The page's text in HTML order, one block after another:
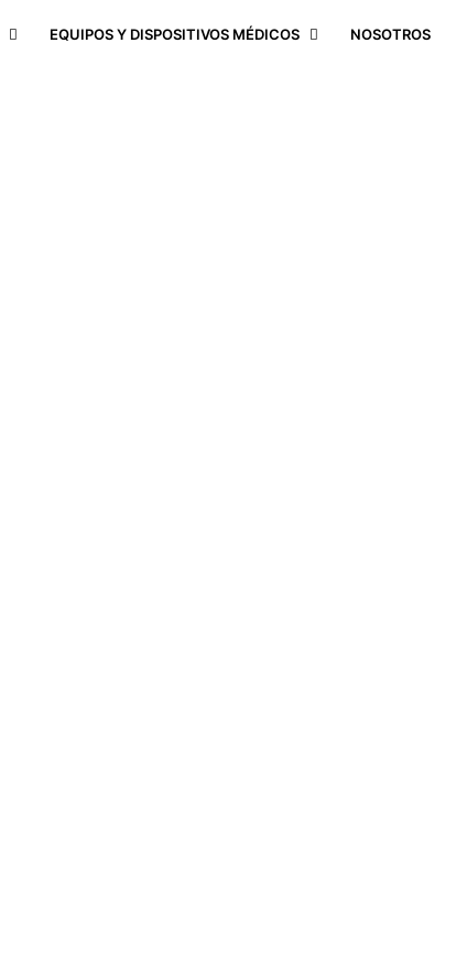
EQUIPOS Y DISPOSITIVOS MÉDICOS NOSOTROS